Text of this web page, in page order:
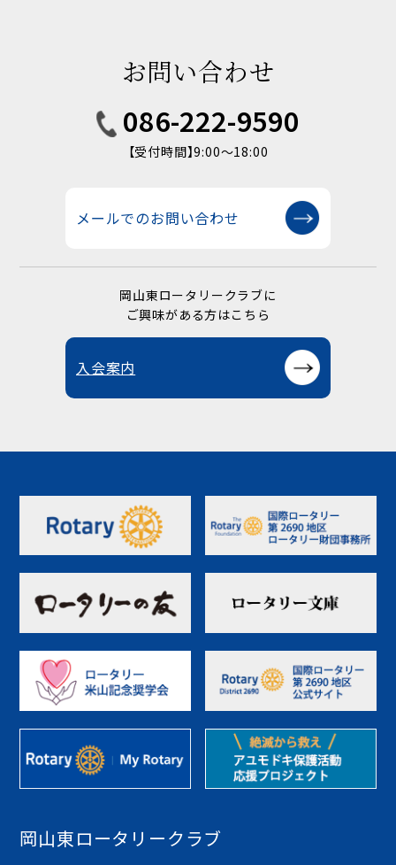
お問い合わせ
086-222-9590
【受付時間】9:00〜18:00
メールでのお問い合わせ
岡山東ロータリークラブに
ご興味がある方はこちら
入会案内
岡山東ロータリークラブ